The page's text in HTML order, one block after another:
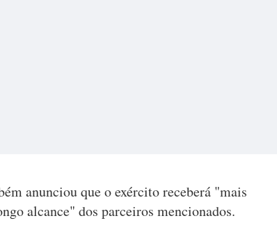
anunciou que o exército receberá "mais
alcance" dos parceiros mencionados.